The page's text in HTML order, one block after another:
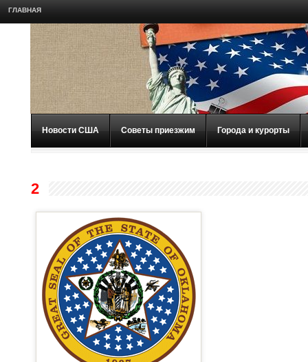
ГЛАВНАЯ
Новости США Советы приезжим Города и курорты
2